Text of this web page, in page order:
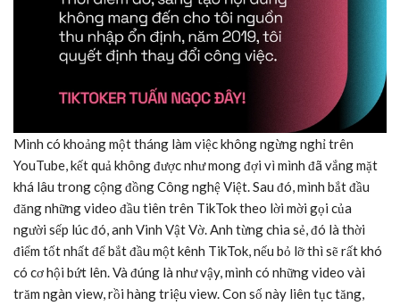
Mình có khoảng một tháng làm việc không ngừng nghỉ trên
YouTube, kết quả không được như mong đợi vì mình đã vắng mặt
khá lâu trong cộng đồng Công nghệ Việt. Sau đó, mình bắt đầu
đăng những video đầu tiên trên TikTok theo lời mời gọi của
người sếp lúc đó, anh Vinh Vật Vờ. Anh từng chia sẻ, đó là thời
điểm tốt nhất để bắt đầu một kênh TikTok, nếu bỏ lỡ thì sẽ rất khó
có cơ hội bứt lên. Và đúng là như vậy, mình có những video vài
trăm ngàn view, rồi hàng triệu view. Con số này liên tục tăng,